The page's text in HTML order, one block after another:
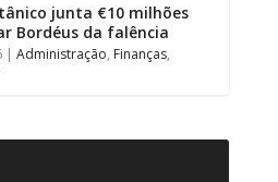
junta €10 milhões
Bordéus da falência
| Administração, Finanças,